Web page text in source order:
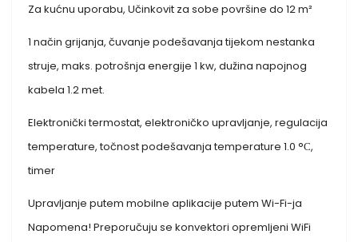
Za kućnu uporabu, Učinkovit za sobe površine do 12 m²
1 način grijanja, čuvanje podešavanja tijekom nestanka
struje, maks. potrošnja energije 1 kw, dužina napojnog
kabela 1.2 met.
Elektronički termostat, elektroničko upravljanje, regulacija
temperature, točnost podešavanja temperature 1.0 °С,
timer
Upravljanje putem mobilne aplikacije putem Wi-Fi-ja
Napomena! Preporučuju se konvektori opremljeni WiFi